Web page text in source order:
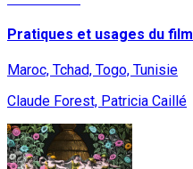
Pratiques et usages du
Maroc, Tchad, Togo, Tunisie
Claude Forest, Patricia Caillé